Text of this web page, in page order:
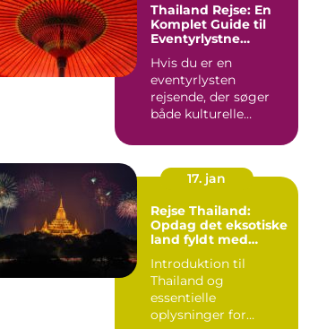
Thailand Rejse: En
Komplet Guide til
Eventyrlystne
Hvis du er en
eventyrlysten
rejsende, der søger
både kulturelle
strande og enestå...
17. jan
Rejse Thailand:
Opdag det eksotiske
land fyldt med
Introduktion til
Thailand og
essentielle
oplysninger for